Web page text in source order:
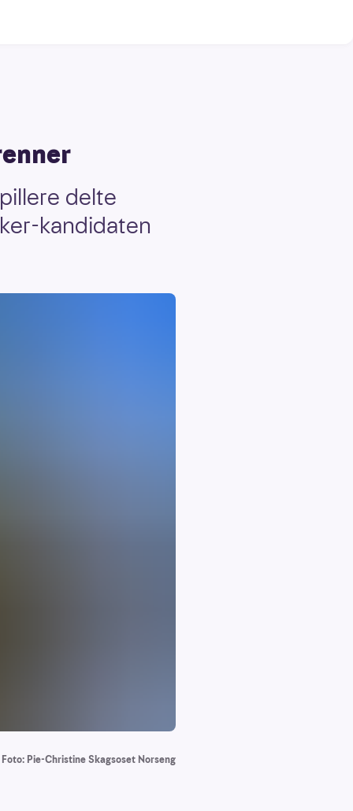
delte
kandidaten
Foto: Pie-Christine Skagsoset Norseng